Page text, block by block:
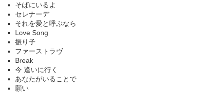
そばにいるよ
セレナーデ
それを愛と呼ぶなら
Love Song
振り子
ファーストラヴ
Break
今 逢いに行く
あなたがいることで
願い